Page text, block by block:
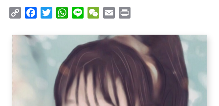
Copy
Facebook
TwitterWhatsApp
Line WeChat
Email